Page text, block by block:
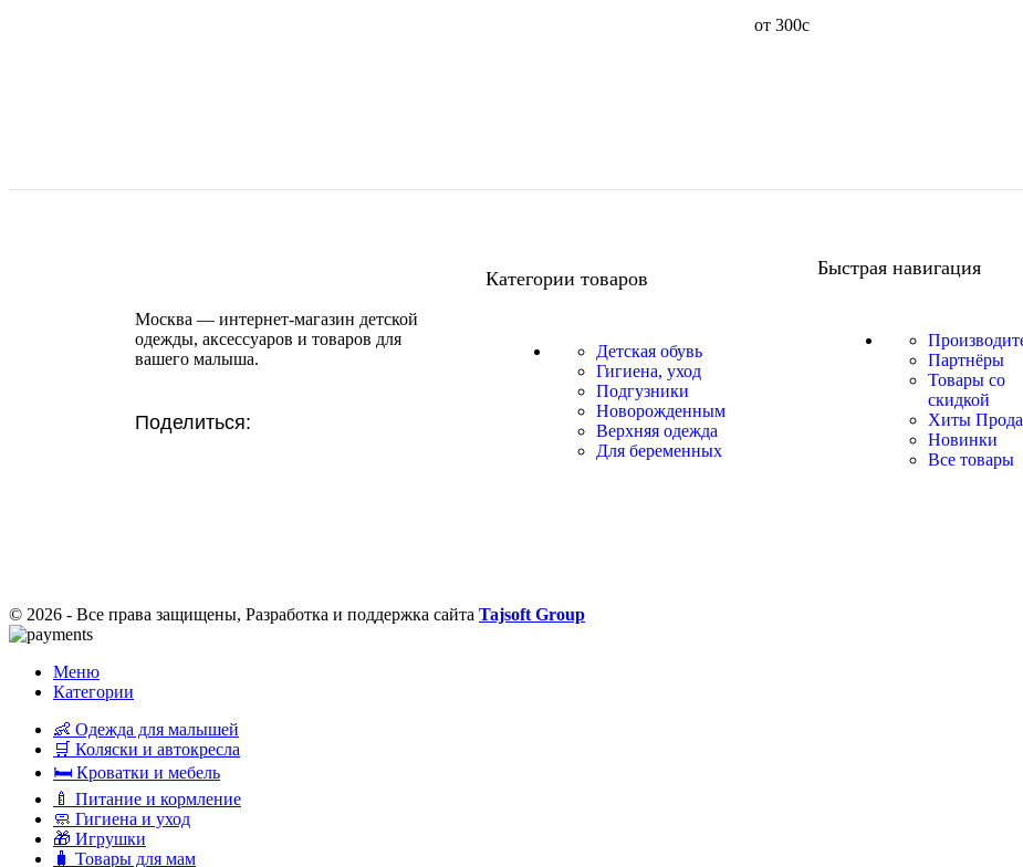
от 300с
Москва — интернет-магазин детской
одежды, аксессуаров и товаров для
вашего малыша.
Поделиться:
Категории товаров
Детская обувь
Гигиена, уход
Подгузники
Новорожденным
Верхняя одежда
Для беременных
Быстрая навигация
Партнёры
Товары со
скидкой
Хиты
Новинки
Все товары
© 2026 - Все права защищены, Разработка и поддержка сайта Tajsoft Group
Меню
Категории
👶 Одежда для малышей
🛒 Коляски и автокресла
🛏 Кроватки и мебель
🍼 Питание и кормление
🧼 Гигиена и уход
🎁 Игрушки
🧳 Товары для мам